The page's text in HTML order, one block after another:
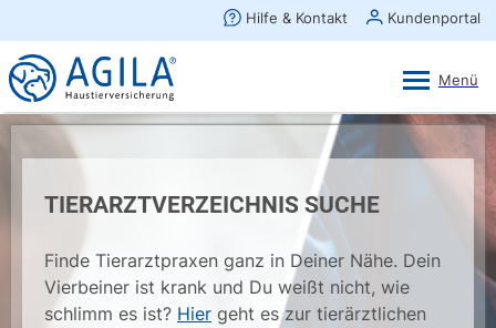
TIERARZTVERZEICHNIS SUCHE
Finde Tierarztpraxen ganz in Deiner Nähe. Dein
Vierbeiner ist krank und Du weißt nicht, wie
schlimm es ist? Hier geht es zur tierärztlichen
×
AGILA Kunden-App
Gratis - Im Play Store laden
Ansehen